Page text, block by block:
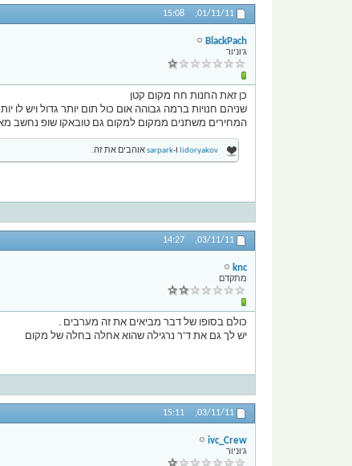
01/11/11,
15:08
BlackPach
ג'וניור
כן זאת החנות חח מקום קטן
שניהם חנויות ברמה גבוהה אום כול תום יותר גדול ויש לו
המחירים משתנים ממקום למקום גם טובאקו שופ נחשב
lidoryakov ו-sarparkאוהבים את זה.
03/11/11,
14:27
knc
מתקדם
כולם בסופו של דבר מביאים את זה מערבים .
יש לך גם את ד'ר נרגילה שהוא אחלה בחלה של מקום
03/11/11,
15:11
ivc_Crew
ג'וניור